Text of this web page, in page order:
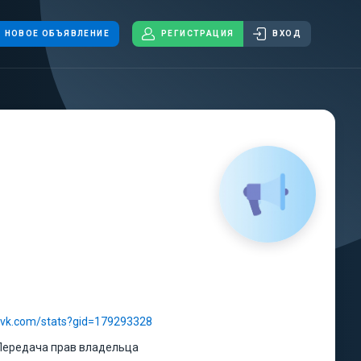
НОВОЕ ОБЪЯВЛЕНИЕ РЕГИСТРАЦИЯ ВХОД
stats?gid=179293328
прав владельца